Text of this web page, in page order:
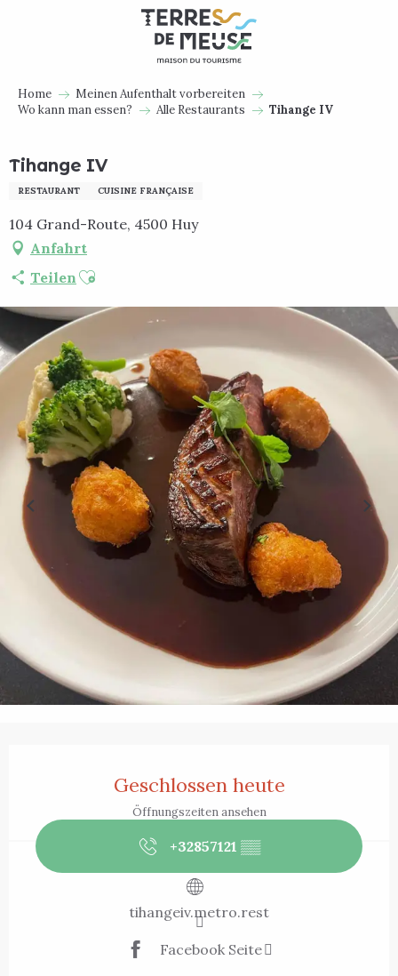
Home
Meinen Aufenthalt vorbereiten
Wo kann man essen?
Alle Restaurants Tihange IV
Tihange IV
RESTAURANT CUISINE FRANÇAISE
104 Grand-Route, 4500 Huy
Anfahrt
Teilen Ajouter aux favoris
Geschlossen heute
Öffnungszeiten ansehen
+32857121 ▒▒
tihangeiv.metro.rest
Facebook Seite